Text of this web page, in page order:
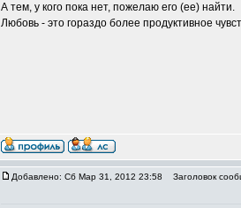
А тем, у кого пока нет, пожелаю его (ее) найти.
Любовь - это гораздо более продуктивное
Добавлено: Сб Мар 31, 2012 23:58 Заголовок